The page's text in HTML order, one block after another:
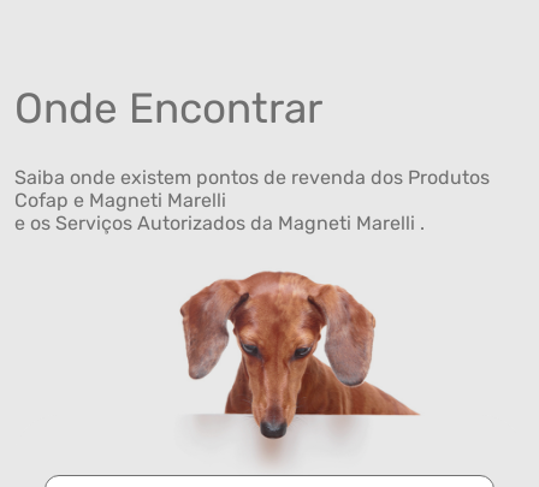
Onde Encontrar
Saiba onde existem pontos de revenda dos Produtos
Cofap e Magneti Marelli
e os Serviços Autorizados da Magneti Marelli .